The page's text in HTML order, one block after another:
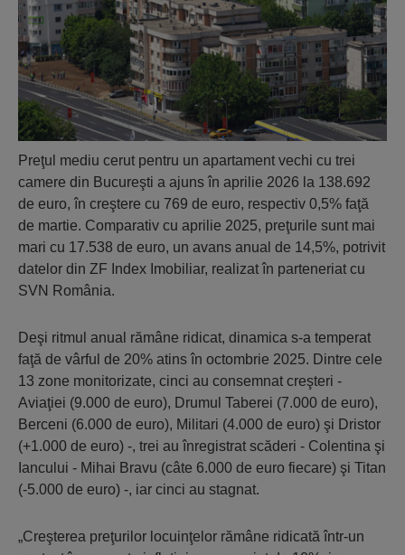
Preţul mediu cerut pentru un apartament vechi cu trei
camere din Bucureşti a ajuns în aprilie 2026 la 138.692
de euro, în creştere cu 769 de euro, respectiv 0,5% faţă
de martie. Comparativ cu aprilie 2025, preţurile sunt mai
mari cu 17.538 de euro, un avans anual de 14,5%, potrivit
datelor din ZF Index Imobiliar, realizat în parteneriat cu
SVN România.
Deşi ritmul anual rămâne ridicat, dinamica s-a temperat
faţă de vârful de 20% atins în octombrie 2025. Dintre cele
13 zone monitorizate, cinci au consemnat creşteri -
Aviaţiei (9.000 de euro), Drumul Taberei (7.000 de euro),
Berceni (6.000 de euro), Militari (4.000 de euro) şi Dristor
(+1.000 de euro) -, trei au înregistrat scăderi - Colentina şi
Iancului - Mihai Bravu (câte 6.000 de euro fiecare) şi Titan
(-5.000 de euro) -, iar cinci au stagnat.
„Creşterea preţurilor locuinţelor rămâne ridicată într-un